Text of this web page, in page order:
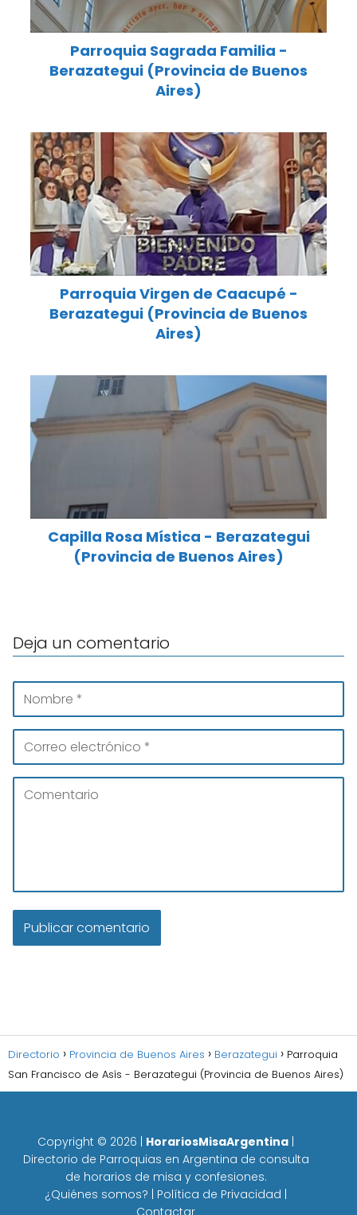
Parroquia Sagrada Familia -
Berazategui (Provincia de Buenos
Aires)
Parroquia Virgen de Caacupé -
Berazategui (Provincia de Buenos
Aires)
Capilla Rosa Mística - Berazategui
(Provincia de Buenos Aires)
Deja un comentario
Directorio Provincia de Buenos Aires Berazategui
Parroquia
San Francisco de Asís - Berazategui (Provincia de Buenos Aires)
Copyright © 2026 HorariosMisaArgentina
Directorio de Parroquias en Argentina de consulta
de horarios de misa y confesiones.
¿Quiénes somos?
Política de Privacidad